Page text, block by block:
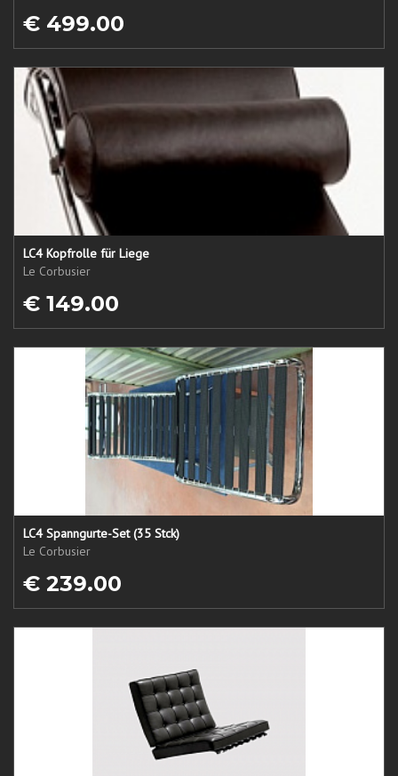
€ 499.00
LC4 Kopfrolle für Liege
Le Corbusier
€ 149.00
LC4 Spanngurte-Set (35 Stck)
Le Corbusier
€ 239.00